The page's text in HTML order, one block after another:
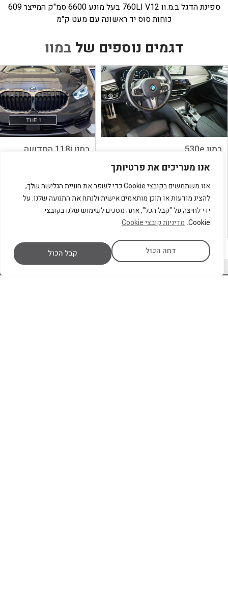
אנו מעריכים את פרטיותך
אנו משתמשים בקובצי Cookie כדי לשפר את חוויית הגלישה שלך,
להציג מודעות או תוכן מותאמים אישית ולנתח את התנועה שלנו. על
ידי לחיצה על "קבל הכל", אתה מסכים לשימוש שלנו בקובצי
Cookie. מדיניות קובצי Cookie
דחה הכול קבל הכול
ספינת הדגל ב.מ.וו 760LI V12 בעל מונע 6600 סמ"ק המייצר 609
כוחות סוס יד ראשונה עם מעט ק"מ
דגמים נוספים של במוו
במוו 530e
רכב בקטגוריית הסלון היוקרתיות,
העיצוב החיצוני בהחלט מרשים
ומזכיר מאוד את הסדרה 7 הגדולה
במוו 118i החדשה
נובמבר, רכב בעל עיצוב
ומפתיעה עם מרווח פנים
מהדור הקודם ובעל 5 דלתות